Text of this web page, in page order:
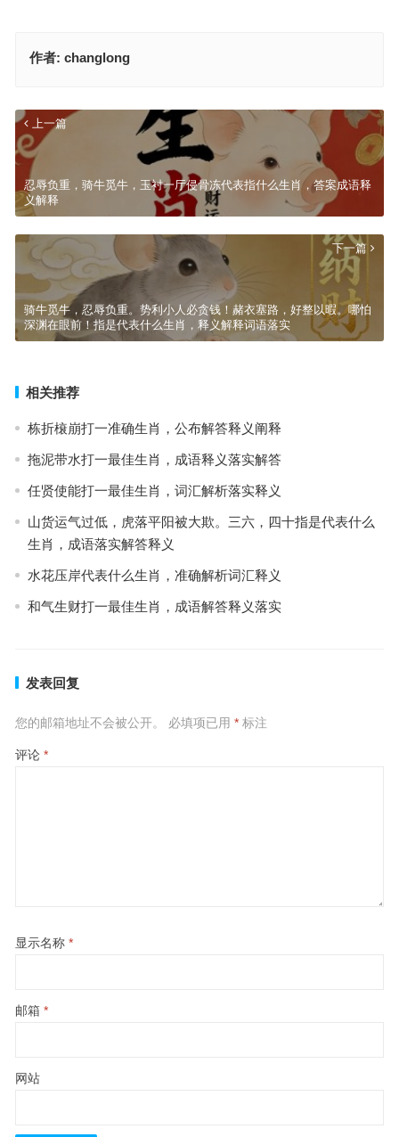
作者: changlong
上一篇
忍辱负重，骑牛觅牛，玉衬一厅侵骨冻代表指什么生肖，答案成语释
义解释
下一篇
骑牛觅牛，忍辱负重。势利小人必贪钱！赭衣塞路，好整以暇。哪怕
深渊在眼前！指是代表什么生肖，释义解释词语落实
相关推荐
栋折榱崩打一准确生肖，公布解答释义阐释
拖泥带水打一最佳生肖，成语释义落实解答
任贤使能打一最佳生肖，词汇解析落实释义
山货运气过低，虎落平阳被大欺。三六，四十指是代表什么
生肖，成语落实解答释义
水花压岸代表什么生肖，准确解析词汇释义
和气生财打一最佳生肖，成语解答释义落实
发表回复
您的邮箱地址不会被公开。 必填项已用 *标注
评论 *
显示名称 *
邮箱 *
网站